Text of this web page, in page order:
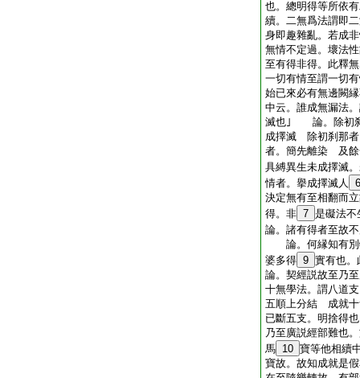
也。總明得等所依
續。二無爲法謂即
身即趣雜亂。若成
無情不定過。壞法
至有得非得。此
一切有情至謂一切
始已來必有無邊闕
中云。誰成無漏法
滅也｣ 論。除初刹
成擇滅 除初刹那
者。簡先離染 及餘
具縛異生未成擇滅
情者。擧成擇滅人
6
決定無有至相翻而
得。非 7 是礙法不
論。諸有得者至故
論。何縁知有別
婆多得 9 實有也。
論。契經説故至乃
十無學法。謂八道
五順上分結 成就
已斷五支。明捨
乃至廣説經部難也
馬 10 寶等他相續
寶故。故知成就